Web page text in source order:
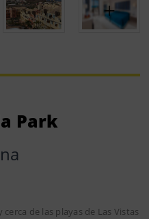
Park
de las playas de Las Vistas